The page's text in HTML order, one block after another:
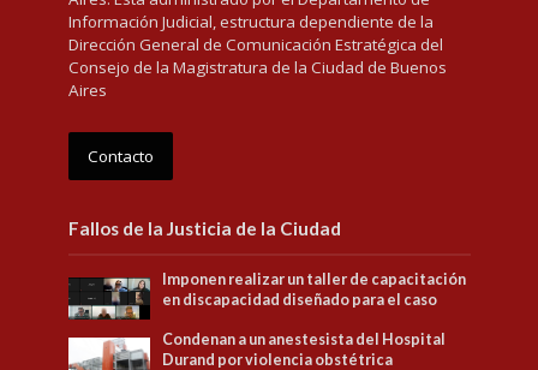
Información Judicial, estructura dependiente de la
Dirección General de Comunicación Estratégica del
Consejo de la Magistratura de la Ciudad de Buenos
Aires
Contacto
Fallos de la Justicia de la Ciudad
Imponen realizar un taller de capacitación
en discapacidad diseñado para el caso
Condenan a un anestesista del Hospital
Durand por violencia obstétrica